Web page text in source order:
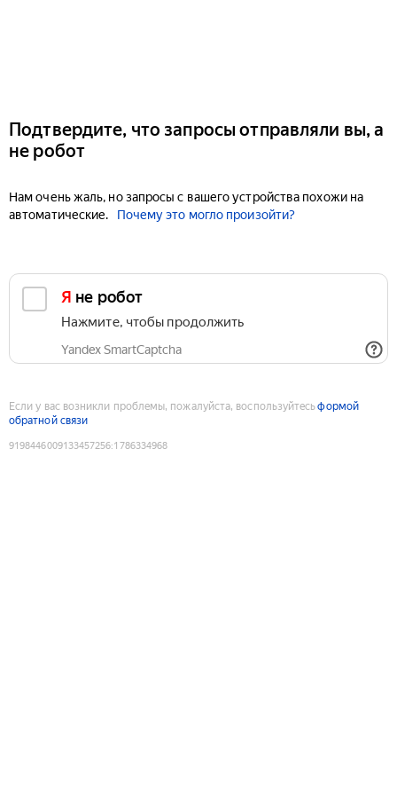
Подтвердите, что запросы отправляли вы, а
не робот
Нам очень жаль, но запросы с вашего устройства похожи на
автоматические.
Почему это могло произойти?
Я не робот
Нажмите, чтобы продолжить
Yandex SmartCaptcha
Если у вас возникли проблемы, пожалуйста, воспользуйтесьформой
обратной связи
9198446009133457256:1786334968